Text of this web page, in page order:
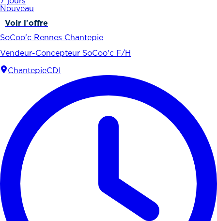
Nouveau
Voir l'offre
SoCoo'c Rennes Chantepie
Vendeur-Concepteur SoCoo'c F/H
ChantepieCDI